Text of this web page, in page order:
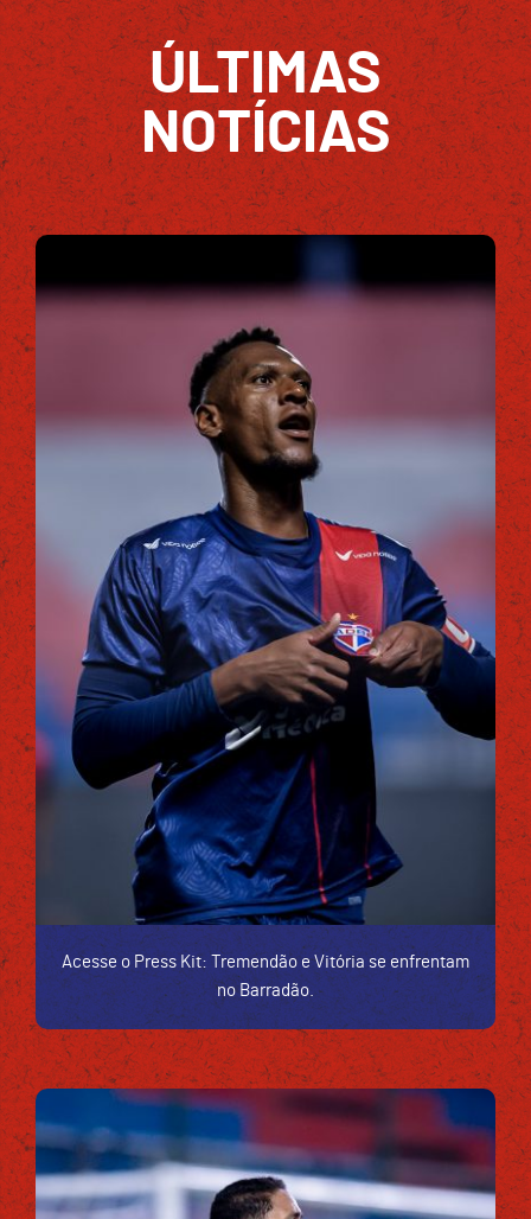
ÚLTIMAS
NOTÍCIAS
Acesse o Press Kit: Tremendão e Vitória se enfrentam
no Barradão.